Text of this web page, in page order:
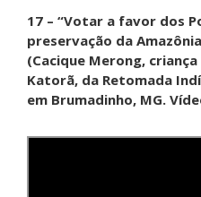
17 – “Votar a favor dos
preservação da
(Cacique Merong,
Katorã, da Retomada
em Brumadinho, MG.